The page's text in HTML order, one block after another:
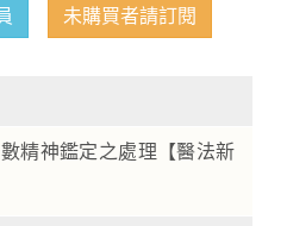
未購買者請訂閱
精神鑑定之處理【醫法新